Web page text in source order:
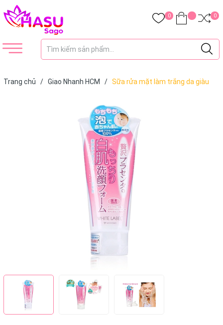
0 0
Trang chủ / Giao Nhanh HCM / Sữa rửa mặt làm trắng da giàu